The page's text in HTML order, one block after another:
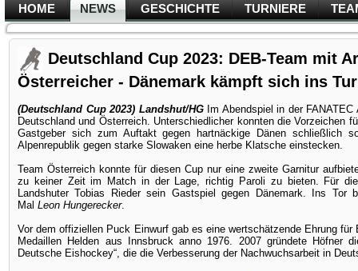
HOME NEWS GESCHICHTE TURNIERE
Deutschland Cup 2023: DEB-Team mit
Österreicher - Dänemark kämpft sich ins
(Deutschland Cup 2023) Landshut/HG Im Abendspiel in der
Deutschland und Österreich. Unterschiedlicher konnten die Vorzeichen
Gastgeber sich zum Auftakt gegen hartnäckige Dänen schließlich
Alpenrepublik gegen starke Slowaken eine herbe Klatsche einstecken.
Team Österreich konnte für diesen Cup nur eine zweite Garnitur
zu keiner Zeit im Match in der Lage, richtig Paroli zu bieten. Für
Landshuter Tobias Rieder sein Gastspiel gegen Dänemark. Ins Tor
Mal Leon Hungerecker.
Vor dem offiziellen Puck Einwurf gab es eine wertschätzende Ehrung für
Medaillen Helden aus Innsbruck anno 1976. 2007 gründete Höfner
Deutsche Eishockey“, die die Verbesserung der Nachwuchsarbeit in